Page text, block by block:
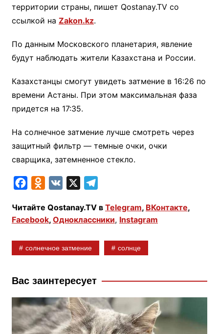
территории страны, пишет Qostanay.TV со
ссылкой на Zakon.kz.
По данным Московского планетария, явление
будут наблюдать жители Казахстана и России.
Казахстанцы смогут увидеть затмение в 16:26 по
времени Астаны. При этом максимальная фаза
придется на 17:35.
На солнечное затмение лучше смотреть через
защитный фильтр — темные очки, очки
сварщика, затемненное стекло.
c
e
o
k
n
o
l
s
n
i
l
e
m
Читайте Qostanay.TV в Telegram, ВКонтакте,
Facebook, Одноклассники, Instagram
солнечное затмение солнце
Вас заинтересует